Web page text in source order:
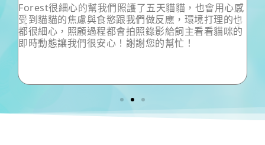
感
這次出國時間較長，不同於以往，這次沒有送寄宿，
反而找保姆到家中，為了就是讓兩寶可以舒適自在且
不會因思念而爆瘦… 非常感謝小愛在我出國時對兩隻
寶貝的照顧！尤其是對超膽小又怕生的拿鐵，非常的